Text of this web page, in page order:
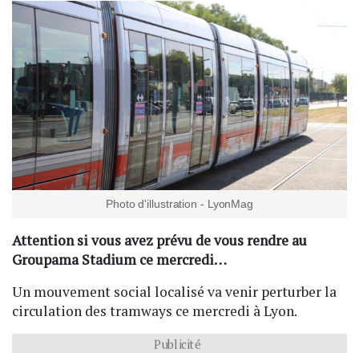
Photo d'illustration - LyonMag
Attention si vous avez prévu de vous rendre au
Groupama Stadium ce mercredi…
Un mouvement social localisé va venir perturber la
circulation des tramways ce mercredi à Lyon.
Publicité